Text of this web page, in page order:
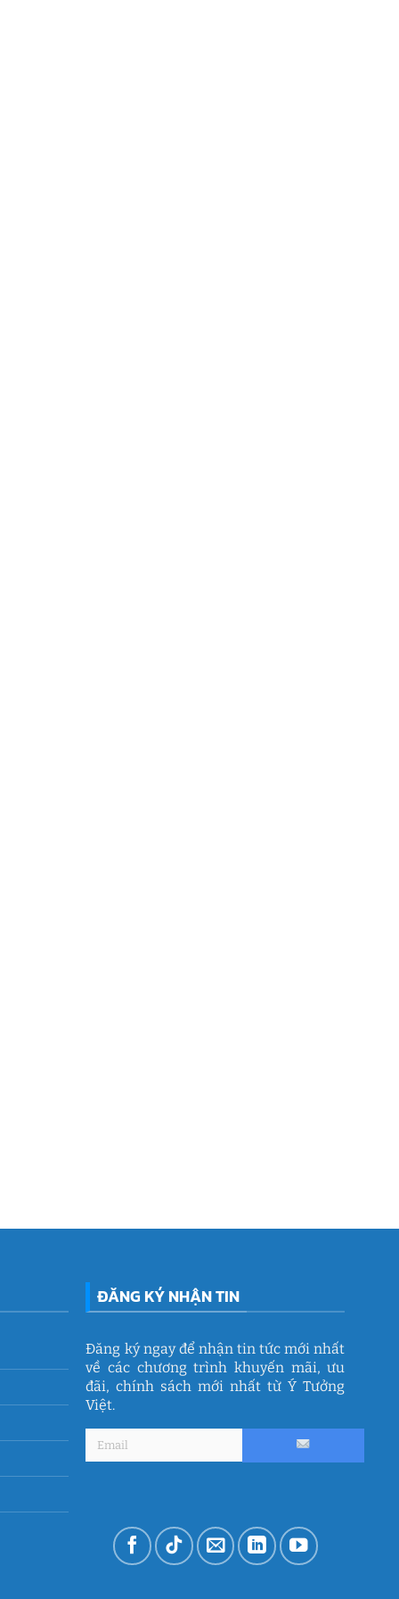
ĐĂNG KÝ NHẬN TIN
Đăng ký ngay để nhận tin tức mới nhất
về các chương trình khuyến mãi, ưu
đãi, chính sách mới nhất từ Ý Tưởng
Việt.